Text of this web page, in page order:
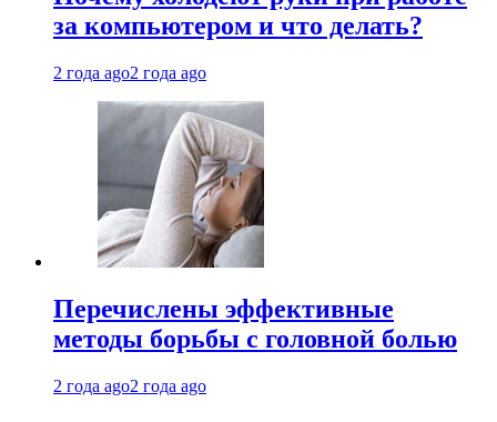
за компьютером и что делать?
2 года ago2 года ago
Перечислены эффективные
методы борьбы с головной болью
2 года ago2 года ago